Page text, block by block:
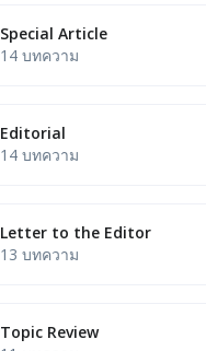
Special Article
14 บทความ
Editorial
14 บทความ
Letter to the Editor
13 บทความ
Topic Review